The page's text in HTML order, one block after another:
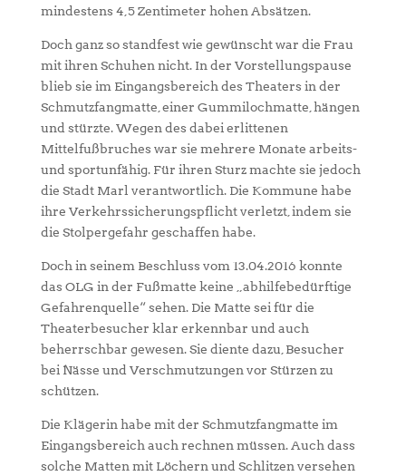
mindestens 4,5 Zentimeter hohen Absätzen.
Doch ganz so standfest wie gewünscht war die Frau
mit ihren Schuhen nicht. In der Vorstellungspause
blieb sie im Eingangsbereich des Theaters in der
Schmutzfangmatte, einer Gummilochmatte, hängen
und stürzte. Wegen des dabei erlittenen
Mittelfußbruches war sie mehrere Monate arbeits-
und sportunfähig. Für ihren Sturz machte sie jedoch
die Stadt Marl verantwortlich. Die Kommune habe
ihre Verkehrssicherungspflicht verletzt, indem sie
die Stolpergefahr geschaffen habe.
Doch in seinem Beschluss vom 13.04.2016 konnte
das OLG in der Fußmatte keine „abhilfebedürftige
Gefahrenquelle“ sehen. Die Matte sei für die
Theaterbesucher klar erkennbar und auch
beherrschbar gewesen. Sie diente dazu, Besucher
bei Nässe und Verschmutzungen vor Stürzen zu
schützen.
Die Klägerin habe mit der Schmutzfangmatte im
Eingangsbereich auch rechnen müssen. Auch dass
solche Matten mit Löchern und Schlitzen versehen